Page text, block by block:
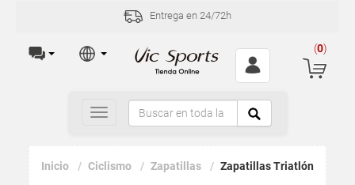
Entrega en 24/72h
(0)
Toggle
navigation
Inicio Ciclismo Zapatillas Zapatillas Triatlón